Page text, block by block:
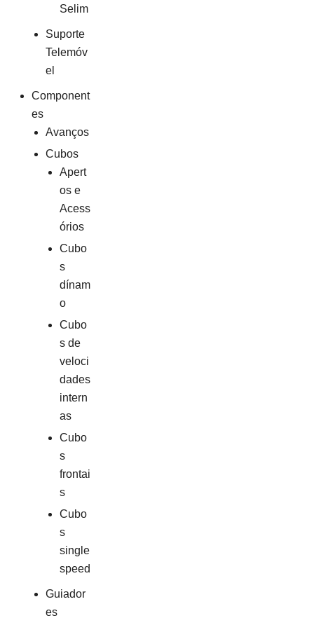
Selim
Suporte
Telemóv
el
Component
es
Avanços
Cubos
Apert
os e
Acess
órios
Cubo
s
dínam
o
Cubo
s de
veloci
dades
intern
as
Cubo
s
frontai
s
Cubo
s
single
speed
Guiador
es